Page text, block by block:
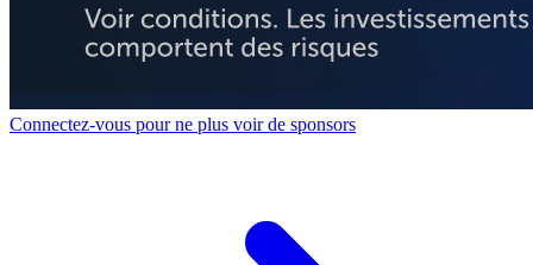
Connectez-vous pour ne plus voir de sponsors